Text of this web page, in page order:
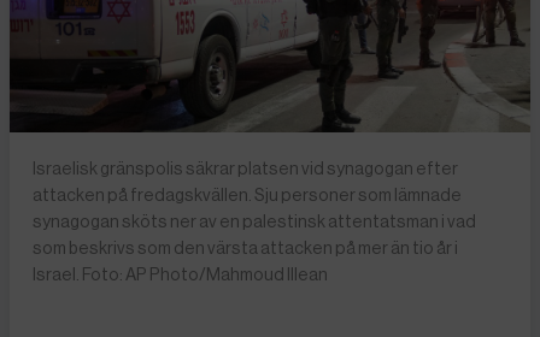
Israelisk gränspolis säkrar platsen vid synagogan efter
attacken på fredagskvällen. Sju personer som lämnade
synagogan sköts ner av en palestinsk attentatsman i vad
som beskrivs som den värsta attacken på mer än tio år i
Israel. Foto: AP Photo/Mahmoud Illean